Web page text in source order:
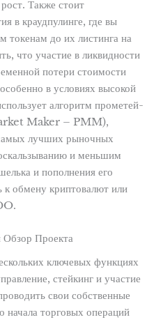
Также стоит
в краудпулинге, где вы
токенам до их листинга на
что участие в ликвидности
потери стоимости
в условиях высокой
алгоритм прометей-
Maker – PMM),
лучших рыночных
и меньшим
и пополнения его
обмену криптовалют или
Проекта
ключевых функциях
стейкинг и участие
свои собственные
начала торговых операций